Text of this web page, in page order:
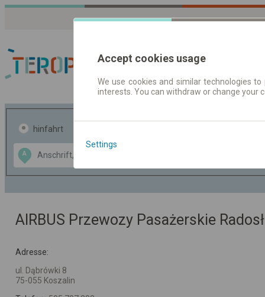
Fahrplandaten |
hinfahrt
A
Data CC-BY-SA
OpenStreetMap
GeoLite data by
AIRBUS Przewozy Pasażerskie
Adresse:
ul. Dąbrówki 8
75-055 Koszalin
Accept cookies usage
We use cookies and similar technologies
interests. You can withdraw or change
Settings